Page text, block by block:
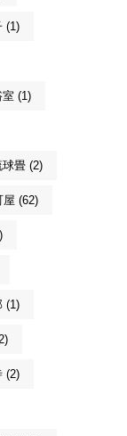
(1)
室 (1)
球畳 (2)
屋 (62)
(1)
(2)